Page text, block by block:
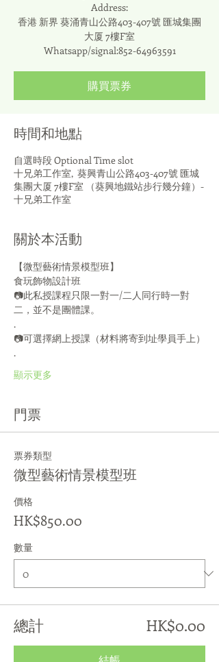
Address:
香港 新界 葵涌青山公路403-407號 匯城集團
大厦 7樓F室
Whatsapp/signal:852-64963591
購買票券
時間和地點
自選時段 Optional Time slot
十兄弟工作室, ​ 葵興青山公路403-407號 匯城
集團大厦 7樓F室 （葵興地鐵站步行幾分鐘）-
十兄弟工作室
關於本活動
【微型藝術情景模型班】
食玩飾物設計班
📷此私授課程只限一對一/二人同行時一對
二，並不是團體課。
.⠀⠀⠀⠀⠀⠀⠀⠀⠀
📷可選擇網上授課（材料將寄到址學員手上）
.
顯示更多
門票
票券類型
微型藝術情景模型班
價格
HK$850.00
數量
總計 HK$0.00